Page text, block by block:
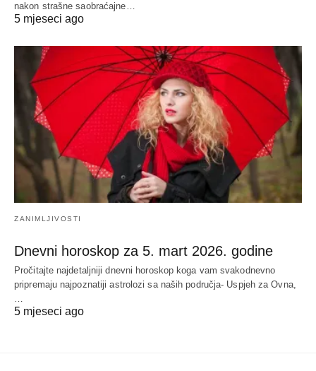
nakon strašne saobraćajne…
5 mjeseci ago
ZANIMLJIVOSTI
Dnevni horoskop za 5. mart 2026. godine
Pročitajte najdetaljniji dnevni horoskop koga vam svakodnevno
pripremaju najpoznatiji astrolozi sa naših područja- Uspjeh za Ovna,
…
5 mjeseci ago